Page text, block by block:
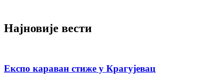
Најновије вести
Експо караван стиже у Крагујевац